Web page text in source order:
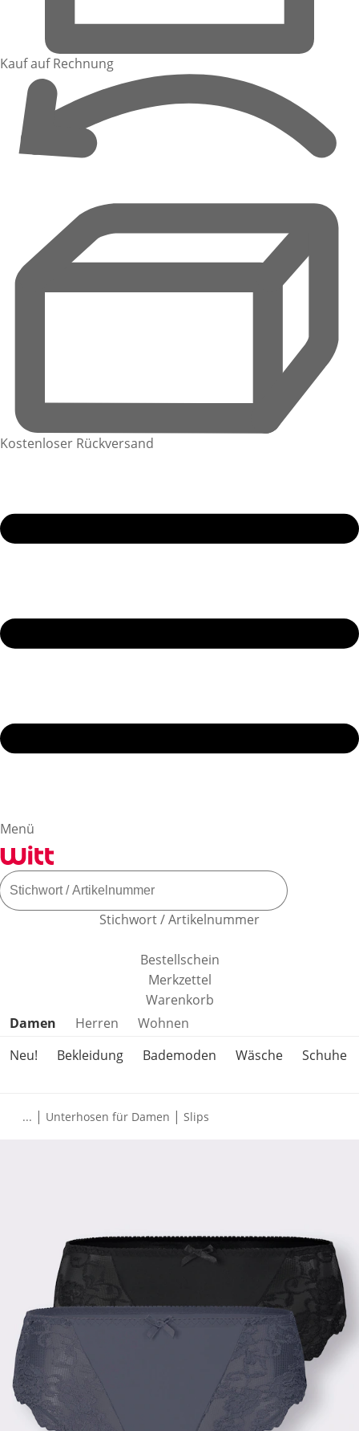
Kauf auf Rechnung
Kostenloser Rückversand
Menü
Stichwort / Artikelnummer
Bestellschein
Merkzettel
Warenkorb
Produktkategorien überspringen
Damen Herren
Wohnen
Neu!
Bekleidung Bademoden Wäsche Schuhe
... | Unterhosen für Damen | Slips